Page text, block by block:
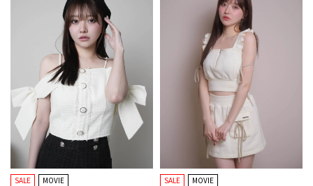
SALE MOVIE SALE MOVIE